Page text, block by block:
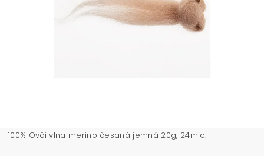
100% Ovčí vlna merino česaná jemná 20g, 24mic.